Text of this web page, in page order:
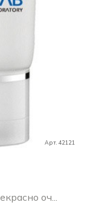
Арт. 42121
оч...